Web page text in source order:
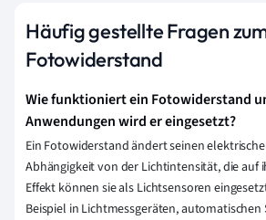
Häufig gestellte Fragen
Fotowiderstand
Wie funktioniert ein Fotowiderstand
Anwendungen wird er eingesetzt?
Ein Fotowiderstand ändert seinen
Abhängigkeit von der Lichtintensität, die auf
Effekt können sie als Lichtsensoren
Beispiel in Lichtmessgeräten,